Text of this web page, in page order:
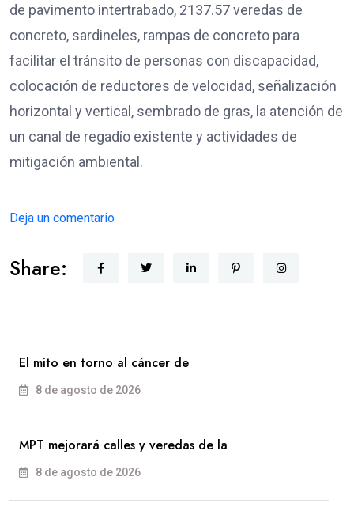
de pavimento intertrabado, 2137.57 veredas de
concreto, sardineles, rampas de concreto para
facilitar el tránsito de personas con discapacidad,
colocación de reductores de velocidad, señalización
horizontal y vertical, sembrado de gras, la atención de
un canal de regadío existente y actividades de
mitigación ambiental.
Deja un comentario
Share:
El mito en torno al cáncer de
8 de agosto de 2026
MPT mejorará calles y veredas de la
8 de agosto de 2026